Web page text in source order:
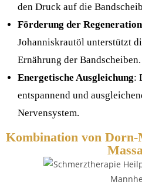
den Druck auf die
Förderung der
Johanniskrautöl unterstützt
Ernährung der Bandscheiben.
Energetische Ausgleichung:
entspannend und
Nervensystem.
Kombination von Dorn-